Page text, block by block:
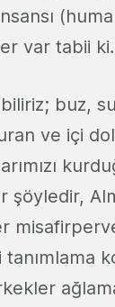
var tabii
buz,
ve içi
şöyledir,